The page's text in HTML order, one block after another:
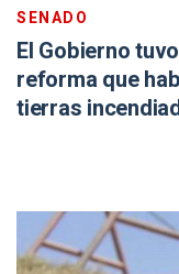
SENADO
El Gobierno
reforma que
tierras